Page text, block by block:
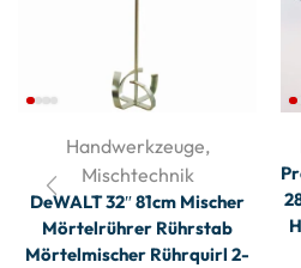
Handwerkzeuge,
Mischtechnik
DeWALT 32″ 81cm Mischer
Mörtelrührer Rührstab
Mörtelmischer Rührquirl 2-